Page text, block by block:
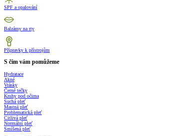
SPF a opalování
Balzámy na rty
Přípravky k přístrojům
S čím vám pomůžeme
Hydratace
Akné
Vrásky
Černé tečky
Kruhy pod očima
Suchá pleť
Mastná pleť
Problematická pleť
Citlivá pleť
Normální pleť
Smíšená pleť